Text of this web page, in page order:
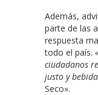
Además,
parte de las
respuesta
todo el país.
ciudadanos
justo y
Seco».